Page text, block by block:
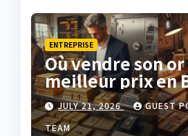
ENTREPRISE
Où vendre son or
meilleur prix en
? JULY 21, 2026
GUEST
TEAM